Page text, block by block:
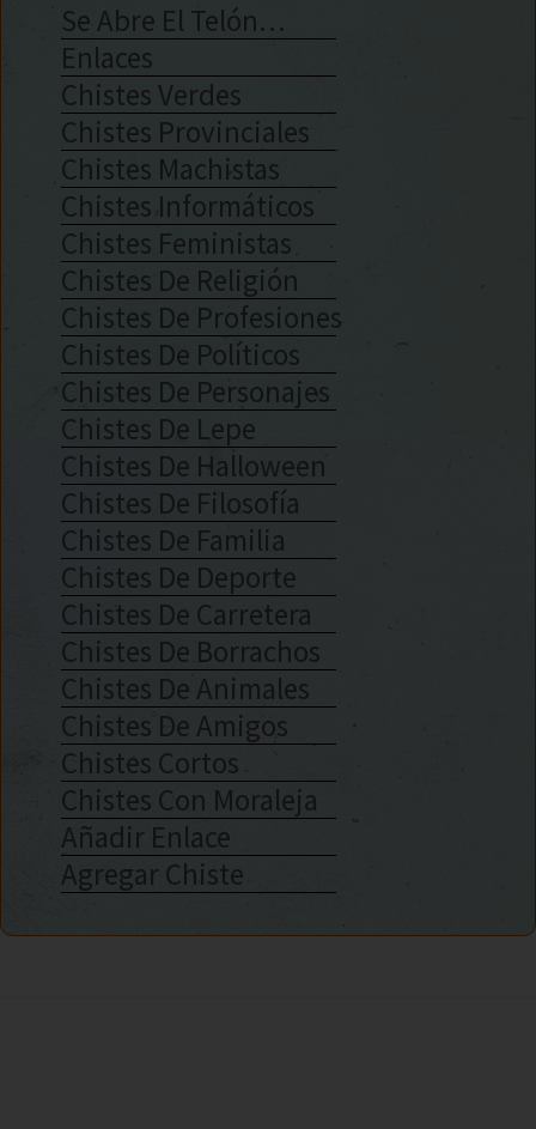
Se Abre El Telón…
Enlaces
Chistes Verdes
Chistes Provinciales
Chistes Machistas
Chistes Informáticos
Chistes Feministas
Chistes De Religión
Chistes De Profesiones
Chistes De Políticos
Chistes De Personajes
Chistes De Lepe
Chistes De Halloween
Chistes De Filosofía
Chistes De Familia
Chistes De Deporte
Chistes De Carretera
Chistes De Borrachos
Chistes De Animales
Chistes De Amigos
Chistes Cortos
Chistes Con Moraleja
Añadir Enlace
Agregar Chiste